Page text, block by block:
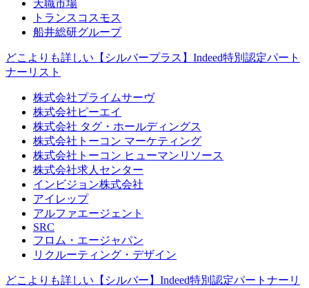
天職市場
トランスコスモス
船井総研グループ
どこよりも詳しい【シルバープラス】Indeed特別認定パート
ナーリスト
株式会社プライムサーヴ
株式会社ピーエイ
株式会社 タグ・ホールディングス
株式会社トーコン マーケティング
株式会社トーコン ヒューマンリソース
株式会社求人センター
インビジョン株式会社
アイレップ
アルファエージェント
SRC
フロム・エージャパン
リクルーティング・デザイン
どこよりも詳しい【シルバー】Indeed特別認定パートナーリ